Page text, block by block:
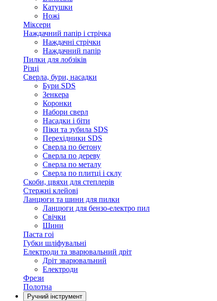
Катушки
Ножі
Міксери
Наждачний папір і стрічка
Наждачні стрічки
Наждачний папір
Пилки для лобзіків
Різці
Сверла, бури, насадки
Бури SDS
Зенкера
Коронки
Набори сверл
Насадки і біти
Піки та зубила SDS
Перехідники SDS
Сверла по бетону
Сверла по дереву
Сверла по металу
Сверла по плитці і склу
Скоби, цвяхи для степлерів
Стержні клейові
Ланцюги та шини для пилки
Ланцюги для бензо-електро пил
Свічки
Шини
Паста гоі
Губки шліфувальні
Електроди та зварювальний дріт
Дріт зварювальний
Електроди
Фрези
Полотна
Ручний інструмент